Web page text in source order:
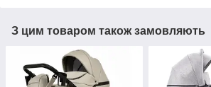
З цим товаром також замовляють